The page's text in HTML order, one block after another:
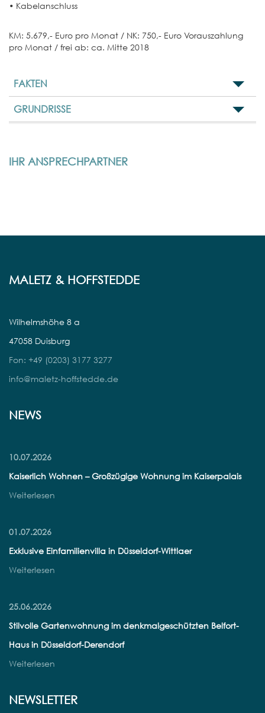
• Kabelanschluss
KM: 5.679,- Euro pro Monat / NK: 750,- Euro Vorauszahlung
pro Monat / frei ab: ca. Mitte 2018
FAKTEN
GRUNDRISSE
IHR ANSPRECHPARTNER
MALETZ & HOFFSTEDDE
Wilhelmshöhe 8 a
47058 Duisburg
Fon: +49 (0203) 3177 3277
info@maletz-hoffstedde.de
NEWS
10.07.2026
Kaiserlich Wohnen – Großzügige Wohnung im Kaiserpalais
Weiterlesen
01.07.2026
Exklusive Einfamilienvilla in Düsseldorf-Wittlaer
Weiterlesen
25.06.2026
Stilvolle Gartenwohnung im denkmalgeschützten Belfort-
Haus in Düsseldorf-Derendorf
Weiterlesen
NEWSLETTER